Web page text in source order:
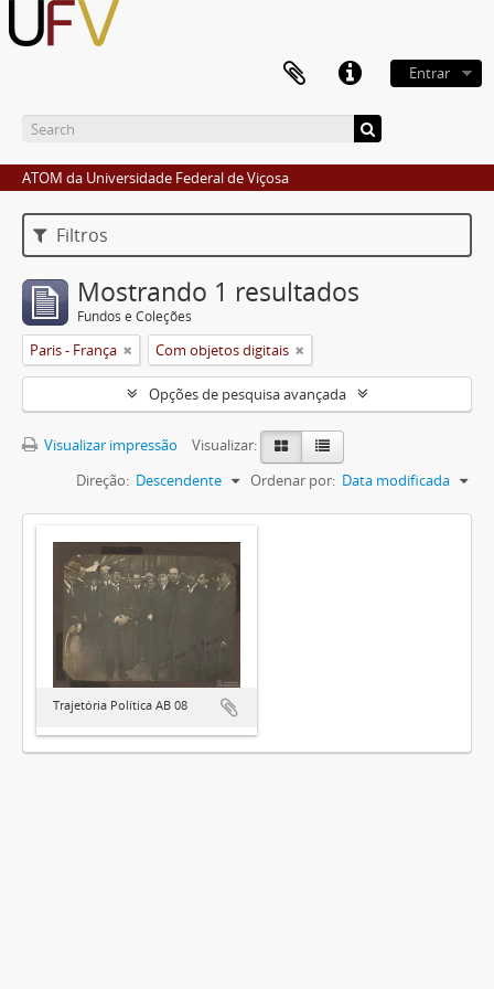
Entrar
ATOM da Universidade Federal de Viçosa
Filtros
Mostrando 1 resultados
Fundos e Coleções
Paris - França Com objetos digitais
Opções de pesquisa avançada
Visualizar impressão
Visualizar:
Ordenar por: Data modificada
Direção: Descendente
Trajetória Política AB 08